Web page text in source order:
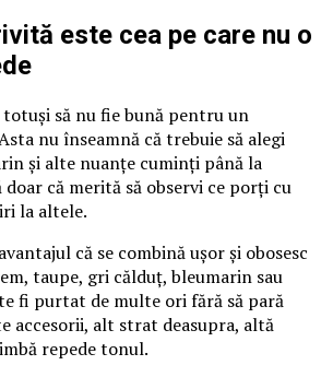
este cea pe care nu o
să nu fie bună pentru un
nu înseamnă că trebuie să alegi
și alte nuanțe cuminți până la
că merită să observi ce porți cu
la altele.
că se combină ușor și obosesc
taupe, gri călduț, bleumarin sau
fi purtat de multe ori fără să pară
accesorii, alt strat deasupra, altă
repede tonul.